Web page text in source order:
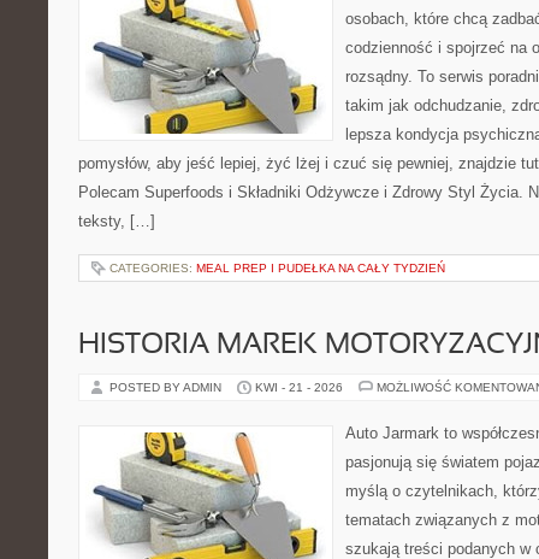
osobach, które chcą
codzienność i spojrzeć na
rozsądny. To serwis
takim jak odchudzanie,
lepsza kondycja
pomysłów, aby jeść lepiej, żyć lżej i czuć się pewniej, znajdzie
Polecam Superfoods i Składniki Odżywcze i Zdrowy Styl Życia.
teksty, […]
CATEGORIES: MEAL PREP I PUDEŁKA NA CAŁY TYDZIEŃ
HISTORIA MAREK
POSTED BY ADMIN KWI - 21 - 2026 MOŻLIWOŚĆ
Auto Jarmark to
pasjonują się światem
myślą o czytelnikach,
tematach związanych z
szukają treści podanych